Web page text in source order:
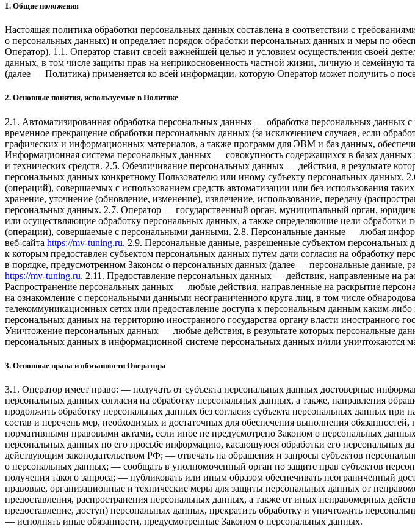
1. Общие положения
Настоящая политика обработки персональных данных составлена в соответствии с
о персональных данных) и определяет порядок обработки персональных данных и меры
Оператор). 1.1. Оператор ставит своей важнейшей целью и условием осуществления своей
данных, в том числе защиты прав на неприкосновенность частной жизни, личную и семейную
(далее — Политика) применяется ко всей информации, которую Оператор может получить о
2. Основные понятия, используемые в Политике
2.1. Автоматизированная обработка персональных данных — обработка персональных
временное прекращение обработки персональных данных (за исключением случаев, если
графических и информационных материалов, а также программ для ЭВМ и баз данных,
Информационная система персональных данных — совокупность содержащихся в базах
и технических средств. 2.5. Обезличивание персональных данных — действия, в результате
персональных данных конкретному Пользователю или иному субъекту персональных данных.
(операций), совершаемых с использованием средств автоматизации или без использования
хранение, уточнение (обновление, изменение), извлечение, использование, передачу
персональных данных. 2.7. Оператор — государственный орган, муниципальный орган,
или осуществляющие обработку персональных данных, а также определяющие цели
(операции), совершаемые с персональными данными. 2.8. Персональные данные — любая
веб-сайта https://mv-tuning.ru. 2.9. Персональные данные, разрешенные субъектом
к которым предоставлен субъектом персональных данных путем дачи согласия на обработку
в порядке, предусмотренном Законом о персональных данных (далее — персональные данные,
https://mv-tuning.ru. 2.11. Предоставление персональных данных — действия, направленные на
Распространение персональных данных — любые действия, направленные на раскрытие
на ознакомление с персональными данными неограниченного круга лиц, в том числе
телекоммуникационных сетях или предоставление доступа к персональным данным каким-
персональных данных на территорию иностранного государства органу власти иностранного
Уничтожение персональных данных — любые действия, в результате которых персональные
персональных данных в информационной системе персональных данных и/или уничтожаются
3. Основные права и обязанности Оператора
3.1. Оператор имеет право: — получать от субъекта персональных данных достоверные
персональных данных согласия на обработку персональных данных, а также, направления
продолжить обработку персональных данных без согласия субъекта персональных данных
состав и перечень мер, необходимых и достаточных для обеспечения выполнения
нормативными правовыми актами, если иное не предусмотрено Законом о персональных
персональных данных по его просьбе информацию, касающуюся обработки его персональных
действующим законодательством РФ; — отвечать на обращения и запросы субъектов
о персональных данных; — сообщать в уполномоченный орган по защите прав субъектов
получения такого запроса; — публиковать или иным образом обеспечивать неограниченный
правовые, организационные и технические меры для защиты персональных данных от
предоставления, распространения персональных данных, а также от иных неправомерных
предоставление, доступ) персональных данных, прекратить обработку и уничтожить
— исполнять иные обязанности, предусмотренные Законом о персональных данных.